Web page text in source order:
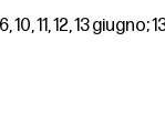
11, 12, 13